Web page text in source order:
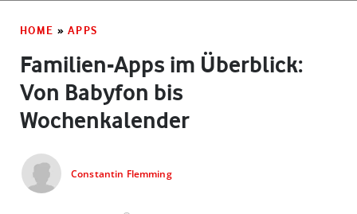
HOME » APPS
Familien-Apps im Überblick:
Von Babyfon bis
Wochenkalender
Constantin Flemming